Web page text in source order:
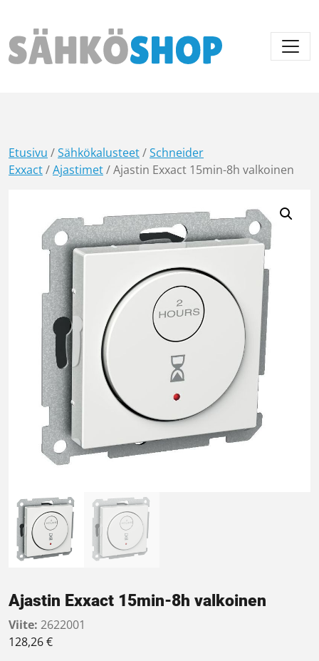
Päävalikko
Etusivu /Sähkökalusteet/Schneider
Exxact/Ajastimet/ Ajastin Exxact 15min-8h valkoinen
Ajastin Exxact 15min-8h valkoinen
Viite: 2622001
128,26€